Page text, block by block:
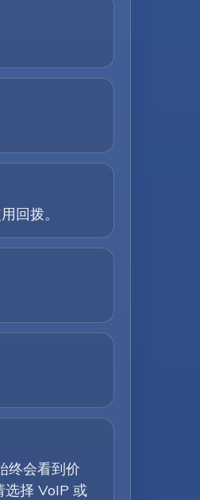
回拨。
终会看到价
选择 VoIP 或